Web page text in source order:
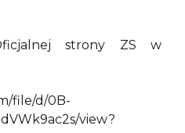
strony ZS w
file/d/0B-
view?